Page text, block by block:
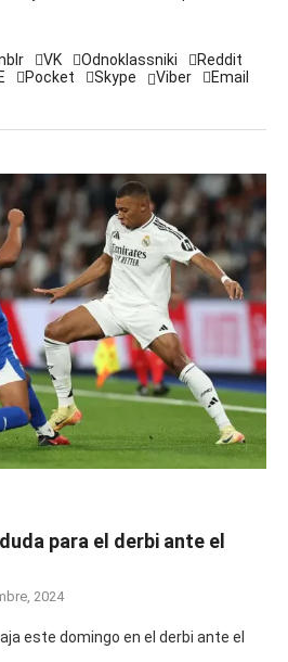
VK Odnoklassniki
Reddit
Pocket Skype Viber Email
para el derbi ante el
2024
este domingo en el derbi ante el